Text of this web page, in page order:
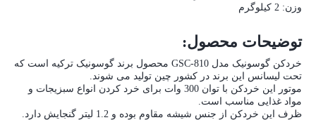
وزن: 2 کیلوگرم
توضیحات محصول:
خردکن گوسونیک مدل GSC-810 محصول برند گوسونیک ترکیه است که
تحت لیسانس این برند در کشور چین تولید می شوند.
موتور این خردکن با توان 300 وات برای خرد کردن انواع سبزیجات و
مواد غذایی مناسب است.
ظرف این خردکن از جنس شیشه مقاوم بوده و 1.2 لیتر گنجایش دارد.